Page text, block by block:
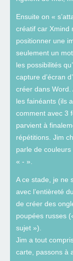
Ensuite on «
créatif car Xmind
positionner une
seulement un
les possibilités
capture d’écran
créer dans Word.
les fainéants (ils
comment avec 3
parvient à
répétitions. Jim
parle de
« - ».
A ce stade, je ne
avec l’entièreté
de créer des
poupées russes
sujet »).
Jim a tout
carte, passons à